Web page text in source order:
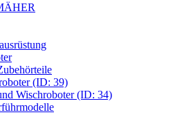
(ID: 39)
Wischroboter (ID: 34)